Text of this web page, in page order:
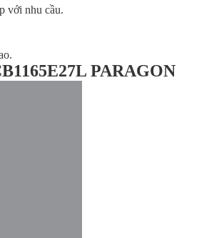
với nhu cầu.
PARAGON